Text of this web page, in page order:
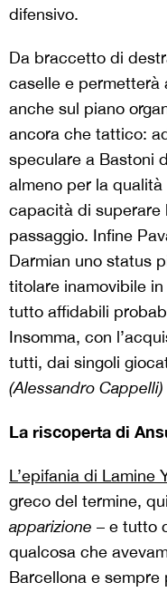
difensivo.
Da braccetto di
caselle e permetterà
anche sul piano
ancora che tattico:
speculare a Bastoni
almeno per la
capacità di superare
passaggio. Infine
Darmian uno status
titolare inamovibile
tutto affidabili
Insomma, con
tutti, dai singoli
(Alessandro Cappelli)
La riscoperta di
L’epifania di Lamine
greco del termine,
apparizione – e tutto
qualcosa che
Barcellona e